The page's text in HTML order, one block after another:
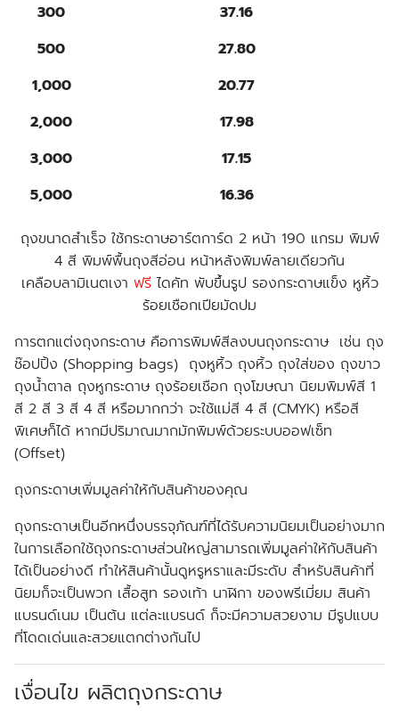
300
37.16
500
27.80
1,000
20.77
2,000
17.98
3,000
17.15
5,000
16.36
ถุงขนาดสำเร็จ ใช้กระดาษอาร์ตการ์ด 2 หน้า 190 แกรม พิมพ์
4 สี พิมพ์พื้นถุงสีอ่อน หน้าหลังพิมพ์ลายเดียวกัน
เคลือบลามิเนตเงา ฟรีไดคัท พับขึ้นรูป รองกระดาษแข็ง หูหิ้ว
ร้อยเชือกเปียมัดปม
การตกแต่งถุงกระดาษ คือการพิมพ์สีลงบนถุงกระดาษ เช่น ถุง
ช๊อปปิ้ง (Shopping bags) ถุงหูหิ้ว ถุงหิ้ว ถุงใส่ของ ถุงขาว
ถุงน้ำตาล ถุงหูกระดาษ ถุงร้อยเชือก ถุงโฆษณา นิยมพิมพ์สี 1
สี 2 สี 3 สี 4 สี หรือมากกว่า จะใช้แม่สี 4 สี (CMYK) หรือสี
พิเศษก็ได้ หากมีปริมาณมากมักพิมพ์ด้วยระบบออฟเซ็ท
(Offset)
ถุงกระดาษเพิ่มมูลค่าให้กับสินค้าของคุณ
ถุงกระดาษเป็นอีกหนึ่งบรรจุภัณฑ์ที่ได้รับความนิยมเป็นอย่างมาก
ในการเลือกใช้ถุงกระดาษส่วนใหญ่สามารถเพิ่มมูลค่าให้กับสินค้า
ได้เป็นอย่างดี ทำให้สินค้านั้นดูหรูหราและมีระดับ สำหรับสินค้าที่
นิยมก็จะเป็นพวก เสื้อสูท รองเท้า นาฬิกา ของพรีเมี่ยม สินค้า
แบรนด์เนม เป็นต้น แต่ละแบรนด์ ก็จะมีความสวยงาม มีรูปแบบ
ที่โดดเด่นและสวยแตกต่างกันไป
เงื่อนไข ผลิตถุงกระดาษ